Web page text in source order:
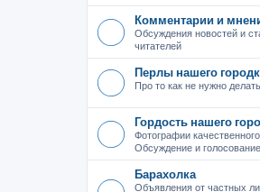
Комментарии и
Обсуждения новостей и
читателей
Перлы нашего
Про то как не нужно
Гордость нашего
Фотографии
Обсуждение и голосование
Барахолка
Объявления от частных